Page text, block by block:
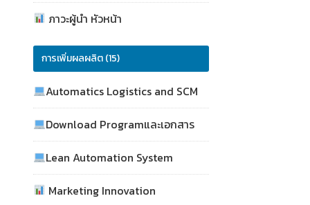
ภาวะผู้นำ หัวหน้า
การเพิ่มผลผลิต (15)
Automatics Logistics and SCM
Download Programและเอกสาร
Lean Automation System
Marketing Innovation